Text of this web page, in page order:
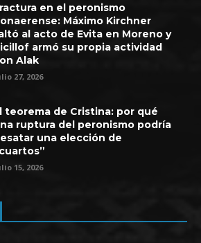
en UEFA
en el peronismo
Máximo Kirchner
al acto de Evita en Moreno y
armó su propia actividad
Alak
27, 2026
teorema de Cristina: por qué
ruptura del peronismo podría
una elección de
15, 2026